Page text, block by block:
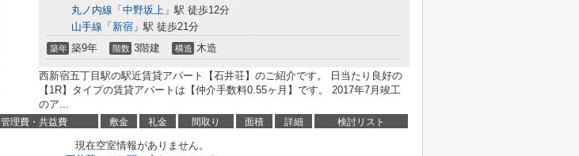
丸ノ内線 「 中野坂上 」駅 徒歩12分
山手線 「 新宿 」駅 徒歩21分
築年 築9年 階数 3階建 構造 木造
西新宿五丁目駅の駅近賃貸アパート【石井荘】のご紹介です。 日当たり良好の
【1R】タイプの賃貸アパートは【仲介手数料0.55ヶ月】です。 2017年7月竣工
のア...
管理費・共益費 敷金 礼金 間取り 面積 詳細 検討リスト
現在空室情報がありません。